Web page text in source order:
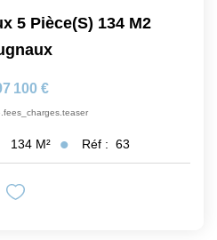
5 Pièce(s) 134 M2
100 €
134 M² Réf : 63